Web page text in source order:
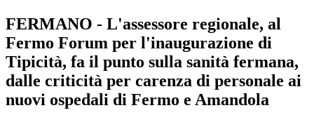
FERMANO - L'assessore regionale, al
Fermo Forum per l'inaugurazione di
Tipicità, fa il punto sulla sanità fermana,
dalle criticità per carenza di personale ai
nuovi ospedali di Fermo e Amandola